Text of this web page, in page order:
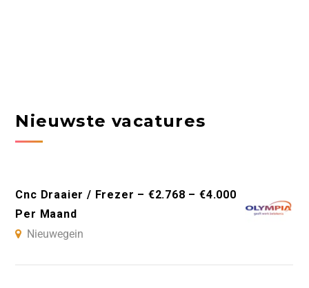
Nieuwste vacatures
Cnc Draaier / Frezer – €2.768 – €4.000
Per Maand
Nieuwegein